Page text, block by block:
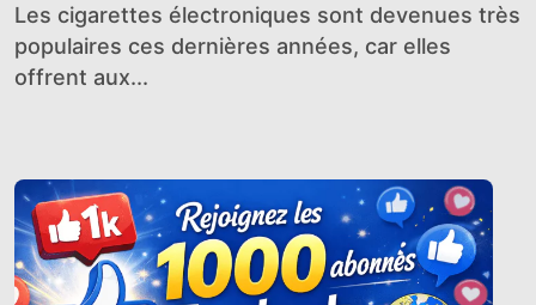
Les cigarettes électroniques sont devenues très
populaires ces dernières années, car elles
offrent aux...